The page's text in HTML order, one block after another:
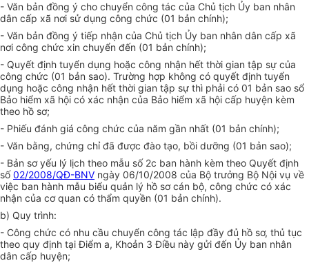
- Văn bản đồng ý cho chuyển công tác của Chủ tịch Ủy ban nhân
dân cấp xã nơi sử dụng công chức (01 bản chính);
- Văn bản đồng ý tiếp nhận của Chủ tịch Ủy ban nhân dân cấp xã
nơi công chức xin chuyển đến (01 bản chính);
- Quyết định tuyển dụng hoặc công nhận hết thời gian tập sự của
công chức (01 bản sao). Trường hợp không có quyết định tuyển
dụng hoặc công nhận hết thời gian tập sự thì phải có 01 bản sao sổ
Bảo hiểm xã hội có xác nhận của Bảo hiểm xã hội cấp huyện kèm
theo hồ sơ;
- Phiếu đánh giá công chức của năm gần nhất (01 bản chính);
- Văn bằng, chứng chỉ đã được đào tạo, bồi dưỡng (01 bản sao);
- Bản sơ yếu lý lịch theo mẫu số 2c ban hành kèm theo Quyết định
số02/2008/QĐ-BNV ngày 06/10/2008 của Bộ trưởng Bộ Nội vụ về
việc ban hành mẫu biểu quản lý hồ sơ cán bộ, công chức có xác
nhận của cơ quan có thẩm quyền (01 bản chính).
b) Quy trình:
- Công chức có nhu cầu chuyển công tác lập đầy đủ hồ sơ, thủ tục
theo quy định tại Điểm a, Khoản 3 Điều này gửi đến Ủy ban nhân
dân cấp huyện;